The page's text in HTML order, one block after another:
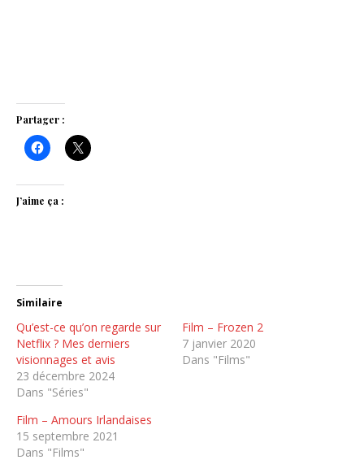
Partager :
J’aime ça :
Similaire
Qu’est-ce qu’on regarde sur
Netflix ? Mes derniers
visionnages et avis
23 décembre 2024
Dans "Séries"
Film – Frozen 2
7 janvier 2020
Dans "Films"
Film – Amours Irlandaises
15 septembre 2021
Dans "Films"